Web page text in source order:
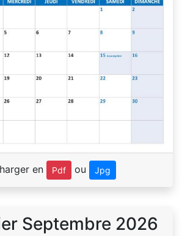
en Pdf ou Jpg
Septembre 2026